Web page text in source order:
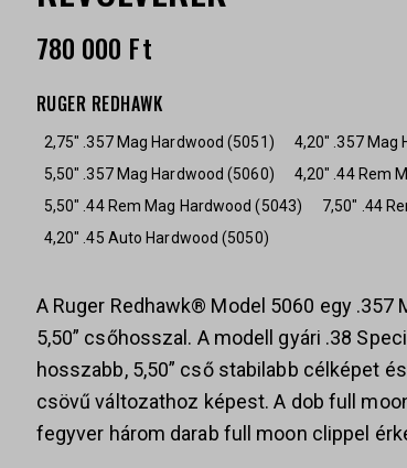
780 000 Ft
RUGER REDHAWK
2,75" .357 Mag Hardwood (5051)
4,20" .357 Mag
5,50" .357 Mag Hardwood (5060)
4,20" .44 Rem
5,50" .44 Rem Mag Hardwood (5043)
7,50" .44
4,20" .45 Auto Hardwood (5050)
A Ruger Redhawk® Model 5060 egy .357
5,50” csőhosszal. A modell gyári .38
hosszabb, 5,50” cső stabilabb célképet
csövű változathoz képest. A dob full
fegyver három darab full moon clippel